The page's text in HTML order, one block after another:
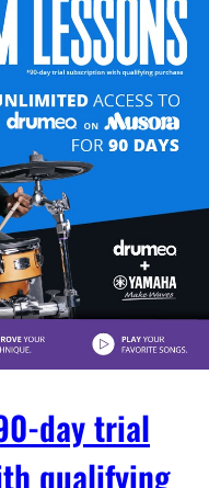
day trial
qualifying